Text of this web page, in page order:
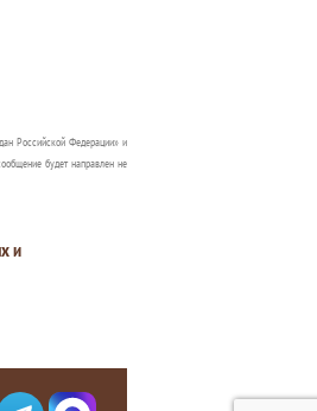
Российской Федерации» и
будет направлен не
и